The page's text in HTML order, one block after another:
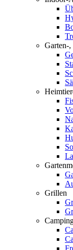
Garten-
Grillen